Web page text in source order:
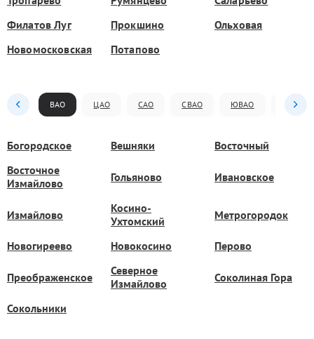
Филатов Луг
Прокшино
Ольховая
Новомосковская
Потапово
ВАО ЦАО САО СВАО ЮВАО ЮАО
Богородское Вешняки
Восточный
Восточное
Измайлово
Гольяново Ивановское
Измайлово
Косино-
Ухтомский
Метрогородок
Новогиреево Новокосино Перово
Преображенское
Северное
Измайлово
Соколиная Гора
Сокольники